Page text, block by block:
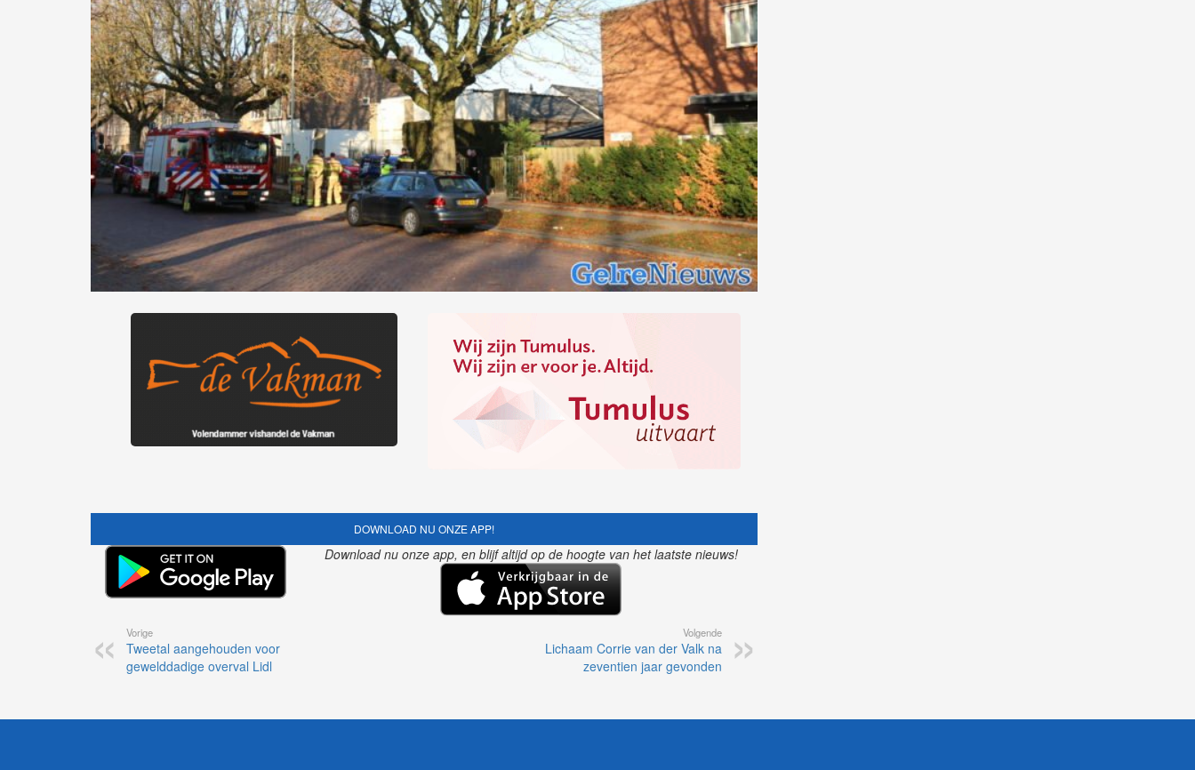
DOWNLOAD NU ONZE APP!
Download nu onze app, en blijf altijd op de hoogte van het laatste nieuws!
Vorige
Tweetal aangehouden voor
gewelddadige overval Lidl
Volgende
Lichaam Corrie van der Valk na
zeventien jaar gevonden